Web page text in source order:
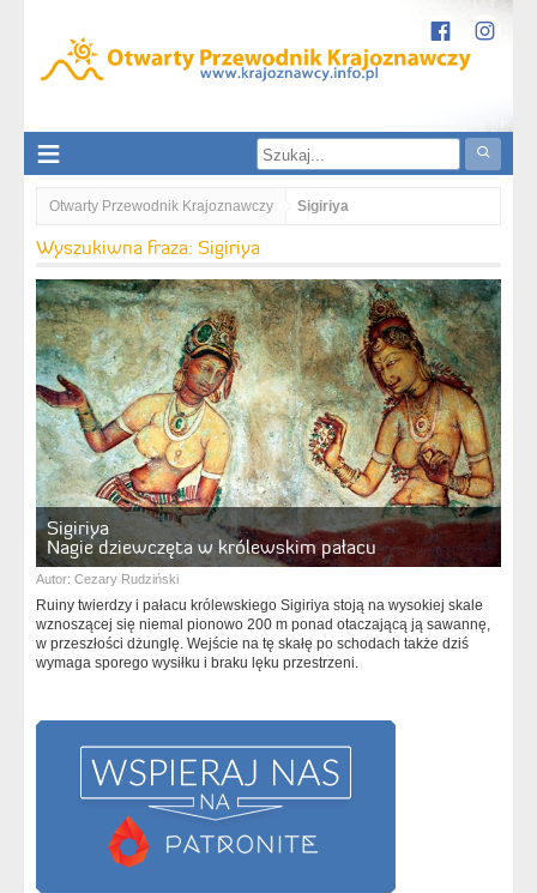
Otwarty Przewodnik Krajoznawczy Sigiriya
Wyszukiwna fraza: Sigiriya
Sigiriya
Nagie dziewczęta w królewskim pałacu
Autor: Cezary Rudziński
Ruiny twierdzy i pałacu królewskiego Sigiriya stoją na wysokiej skale
wznoszącej się niemal pionowo 200 m ponad otaczającą ją sawannę,
w przeszłości dżunglę. Wejście na tę skałę po schodach także dziś
wymaga sporego wysiłku i braku lęku przestrzeni.